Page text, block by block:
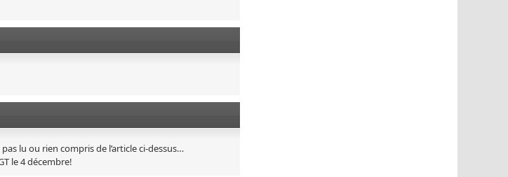
lu ou rien compris de l’article ci-dessus…
le 4 décembre!